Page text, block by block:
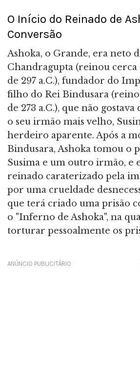
O Início do Reinado de
Conversão
Ashoka, o Grande, era neto
Chandragupta (reinou cerca
de 297 a.C.), fundador do
filho do Rei Bindusara
de 273 a.C.), que não
o seu irmão mais velho,
herdeiro aparente. Após a
Bindusara, Ashoka tomou o
Susima e um outro irmão, e
reinado caraterizado pela
por uma crueldade
que terá criado uma prisão
o "Inferno de Ashoka", na
torturar pessoalmente os
ANÚNCIO PUBLICITÁRIO